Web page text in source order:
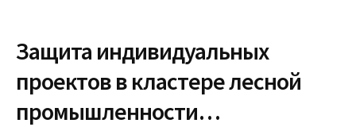
Защита индивидуальных
проектов в кластере лесной
промышленности…